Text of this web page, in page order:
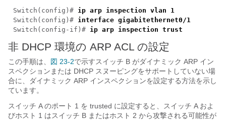
Switch(config)# ip arp inspection vlan 1
Switch(config)# interface gigabitethernet0/1
Switch(config-if)# ip arp inspection trust
非 DHCP 環境の ARP ACL の設定
この手順は、 図 23-2で示すスイッチ B がダイナミック ARP イン
スペクションまたは DHCP スヌーピングをサポートしていない場
合に、ダイナミック ARP インスペクションを設定する方法を示し
ています。
スイッチ A のポート 1 を trusted に設定すると、スイッチ A およ
びホスト 1 はスイッチ B またはホスト 2 から攻撃される可能性が